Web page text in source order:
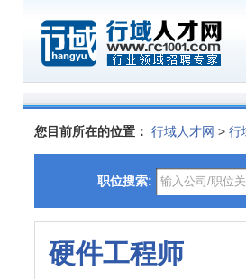
您目前所在的位置： 行域人才网 > 行
职位搜索:
硬件工程师